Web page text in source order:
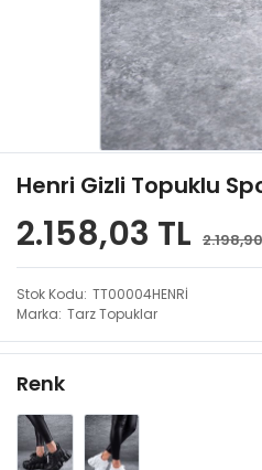
Henri Gizli Topuklu
2.158,03 TL
Stok Kodu TT00004HENRİ
Marka Tarz Topuklar
Renk